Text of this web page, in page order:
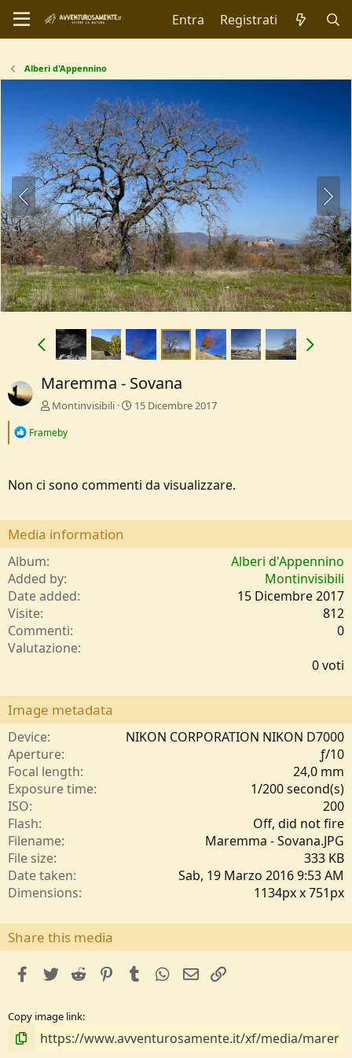
Entra Registrati
Alberi d'Appennino
Maremma - Sovana
Montinvisibili 15 Dicembre 2017
R
t
n
s
Frameby
Non ci sono commenti da visualizzare.
Media information
Album
Alberi d'Appennino
Added by
Montinvisibili
Date added
15 Dicembre 2017
Visite
812
Commenti
0
Valutazione
0
t
e
l
/
a
0 voti
Image metadata
Device
NIKON CORPORATION NIKON D7000
Aperture
ƒ/10
Focal length
24,0 mm
Exposure time
1/200 second(s)
ISO
200
Flash
Off, did not fire
Filename
Maremma - Sovana.JPG
File size
333 KB
Date taken
Sab, 19 Marzo 2016 9:53 AM
Dimensions
1134px x 751px
Share this media
facebookTwitterReddit PinterestTumblrWhatsApp
e-mail
Copy image link